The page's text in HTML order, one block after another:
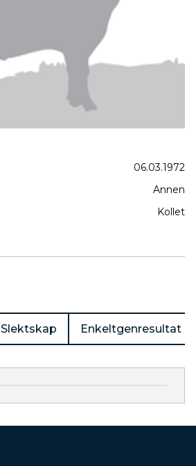
06.03.1972
Annen
Kollet
Slektskap Enkeltgenresultat